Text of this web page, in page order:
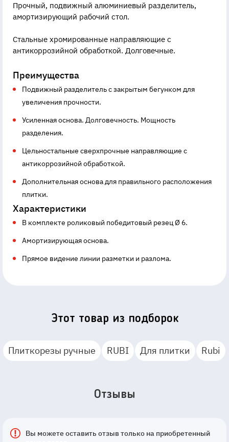
Прочный, подвижный алюминиевый разделитель,
амортизирующий рабочий стол.
Стальные хромированные направляющие с
антикоррозийной обработкой. Долговечные.
Преимущества
Подвижный разделитель с закрытым бегунком для
увеличения прочности.
Усиленная основа. Долговечность. Мощность
разделения.
Цельностальные сверхпрочные направляющие с
антикоррозийной обработкой.
Дополнительная основа для правильного расположения
плитки.
Характеристики
В комплекте роликовый победитовый резец Ø 6.
Амортизирующая основа.
Прямое видение линии разметки и разлома.
Этот товар из подборок
Плиткорезы ручные RUBI Для плитки Rubi
Отзывы
Вы можете оставить отзыв только на приобретенный